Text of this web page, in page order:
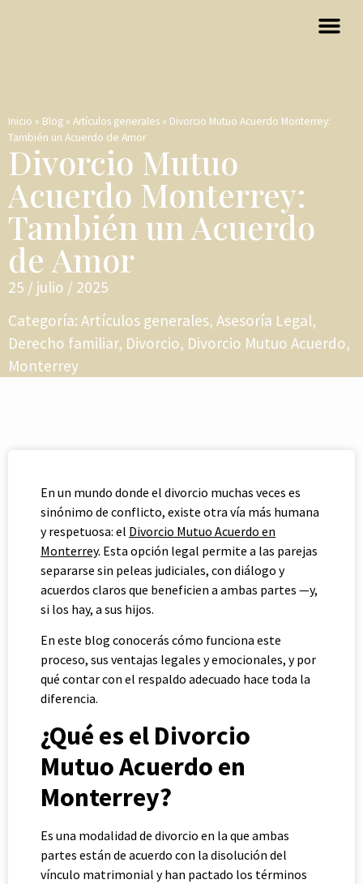
Inicio » Blog » Artículos generales » Divorcio Mutuo Acuerdo Monterrey:
También un Acuerdo de Amor
Divorcio Mutuo
Acuerdo Monterrey:
También un Acuerdo
de Amor
25 / julio / 2025
Categoría: Artículos generales, Asesoría Legal,
Derecho familiar, Divorcio, Divorcio Mutuo Acuerdo,
Monterrey
En un mundo donde el divorcio muchas veces es
sinónimo de conflicto, existe otra vía más humana
y respetuosa: el Divorcio Mutuo Acuerdo en
Monterrey. Esta opción legal permite a las parejas
separarse sin peleas judiciales, con diálogo y
acuerdos claros que beneficien a ambas partes —y,
si los hay, a sus hijos.
En este blog conocerás cómo funciona este
proceso, sus ventajas legales y emocionales, y por
qué contar con el respaldo adecuado hace toda la
diferencia.
¿Qué es el Divorcio
Mutuo Acuerdo en
Monterrey?
Es una modalidad de divorcio en la que ambas
partes están de acuerdo con la disolución del
vínculo matrimonial y han pactado los términos